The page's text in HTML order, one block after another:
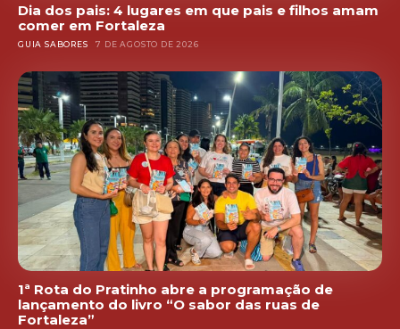
Dia dos pais: 4 lugares em que pais e filhos amam
comer em Fortaleza
GUIA SABORES 7 DE AGOSTO DE 2026
1ª Rota do Pratinho abre a programação de
lançamento do livro “O sabor das ruas de
Fortaleza”